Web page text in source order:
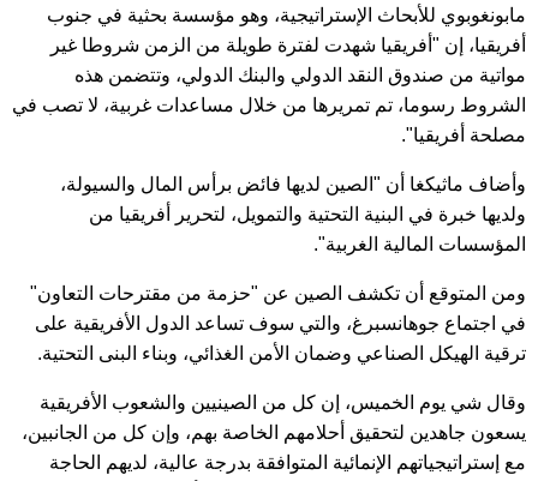
مابونغوبوي للأبحاث الإستراتيجية، وهو مؤسسة بحثية في جنوب
أفريقيا، إن "أفريقيا شهدت لفترة طويلة من الزمن شروطا غير
مواتية من صندوق النقد الدولي والبنك الدولي، وتتضمن هذه
الشروط رسوما، تم تمريرها من خلال مساعدات غربية، لا تصب في
مصلحة أفريقيا".
وأضاف ماثيكغا أن "الصين لديها فائض برأس المال والسيولة،
ولديها خبرة في البنية التحتية والتمويل، لتحرير أفريقيا من
المؤسسات المالية الغربية".
ومن المتوقع أن تكشف الصين عن "حزمة من مقترحات التعاون"
في اجتماع جوهانسبرغ، والتي سوف تساعد الدول الأفريقية على
ترقية الهيكل الصناعي وضمان الأمن الغذائي، وبناء البنى التحتية.
وقال شي يوم الخميس، إن كل من الصينيين والشعوب الأفريقية
يسعون جاهدين لتحقيق أحلامهم الخاصة بهم، وإن كل من الجانبين،
مع إستراتيجياتهم الإنمائية المتوافقة بدرجة عالية، لديهم الحاجة